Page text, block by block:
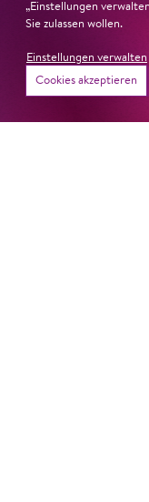
„Einstellungen
Sie zulassen wollen.
Einstellungen verwalten
Cookies akzeptieren